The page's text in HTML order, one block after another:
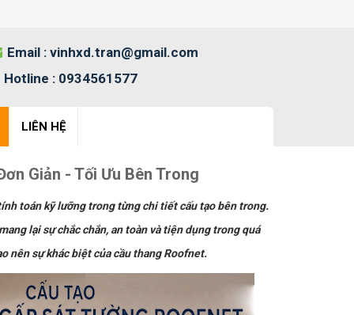
Email : vinhxd.tran@gmail.com
Hotline : 0934561577
LIÊN HỆ
Giản - Tối Ưu Bên Trong
toán kỹ lưỡng trong từng chi tiết cấu tạo bên trong.
lại sự chắc chắn, an toàn và tiện dụng trong quá
nên sự khác biệt của cầu thang Roofnet.